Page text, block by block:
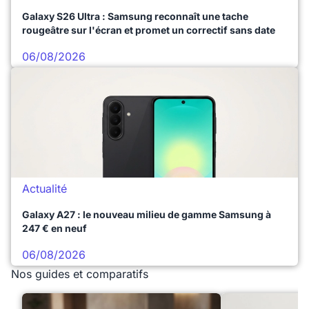
Galaxy S26 Ultra : Samsung reconnaît une tache
rougeâtre sur l'écran et promet un correctif sans date
06/08/2026
Actualité
Galaxy A27 : le nouveau milieu de gamme Samsung à
247 € en neuf
06/08/2026
Nos guides et comparatifs